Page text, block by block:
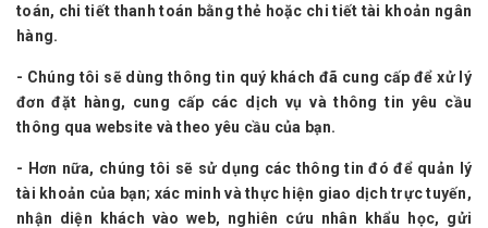
toán, chi tiết thanh toán bằng thẻ hoặc chi tiết tài khoản ngân
hàng.
- Chúng tôi sẽ dùng thông tin quý khách đã cung cấp để xử lý
đơn đặt hàng, cung cấp các dịch vụ và thông tin yêu cầu
thông qua website và theo yêu cầu của bạn.
- Hơn nữa, chúng tôi sẽ sử dụng các thông tin đó để quản lý
tài khoản của bạn; xác minh và thực hiện giao dịch trực tuyến,
nhận diện khách vào web, nghiên cứu nhân khẩu học, gửi